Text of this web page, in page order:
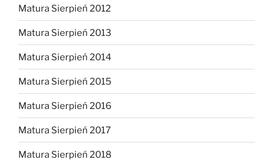
Matura Sierpień 2012
Matura Sierpień 2013
Matura Sierpień 2014
Matura Sierpień 2015
Matura Sierpień 2016
Matura Sierpień 2017
Matura Sierpień 2018